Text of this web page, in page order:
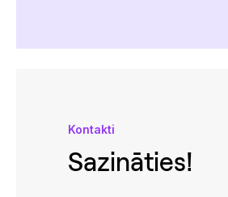
Kontakti
Sazināties!